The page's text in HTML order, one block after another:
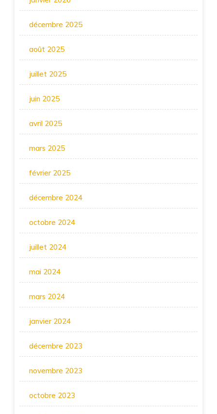
décembre 2025
août 2025
juillet 2025
juin 2025
avril 2025
mars 2025
février 2025
décembre 2024
octobre 2024
juillet 2024
mai 2024
mars 2024
janvier 2024
décembre 2023
novembre 2023
octobre 2023